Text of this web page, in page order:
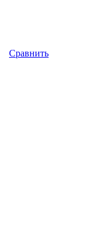
Сравнить